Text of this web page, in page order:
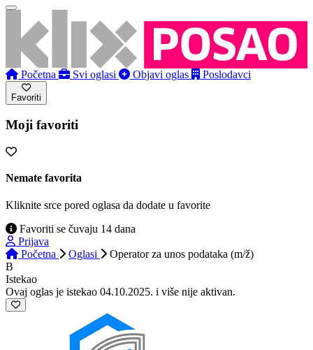
Početna Svi oglasi Objavi oglas Poslodavci
Favoriti
Moji favoriti
Nemate favorita
Kliknite srce pored oglasa da dodate u favorite
Favoriti se čuvaju 14 dana
Prijava
Početna
Oglasi
Operator za unos podataka (m/ž)
B
Istekao
Ovaj oglas je istekao 04.10.2025. i više nije aktivan.